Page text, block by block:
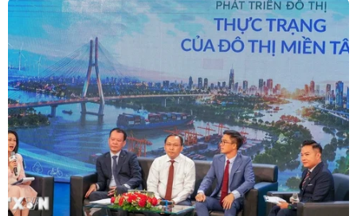
xây dựng dùng cho mục đích san lấp, cải tạo
mặt bằng.”
Tại Hội nghị về phòng, chống vi phạm pháp luật
trong hoạt động khai thác cát, sỏi và trong nhiều
văn bản chỉ đạo, thông báo kết luận, Phó Thủ
tướng Thường trực Chính phủ Trương Hòa Bình,
Trưởng Ban chỉ đạo 138/CP cũng đã yêu cầu các
địa phương tăng cường quản lý chặt chẽ sử
dụng cát, sỏi xây dựng, khuyến khích các tổ